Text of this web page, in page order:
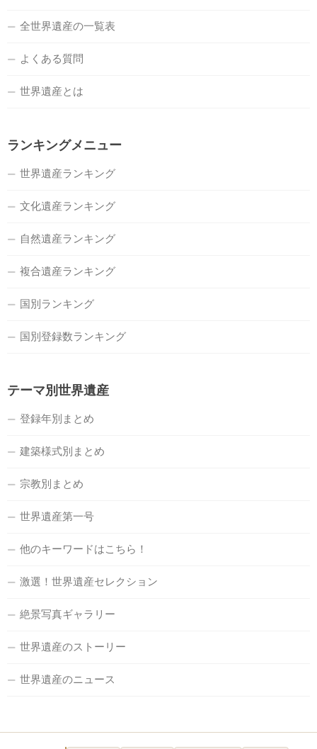
全世界遺産の一覧表
よくある質問
世界遺産とは
ランキングメニュー
世界遺産ランキング
文化遺産ランキング
自然遺産ランキング
複合遺産ランキング
国別ランキング
国別登録数ランキング
テーマ別世界遺産
登録年別まとめ
建築様式別まとめ
宗教別まとめ
世界遺産第一号
他のキーワードはこちら！
激選！世界遺産セレクション
絶景写真ギャラリー
世界遺産のストーリー
世界遺産のニュース